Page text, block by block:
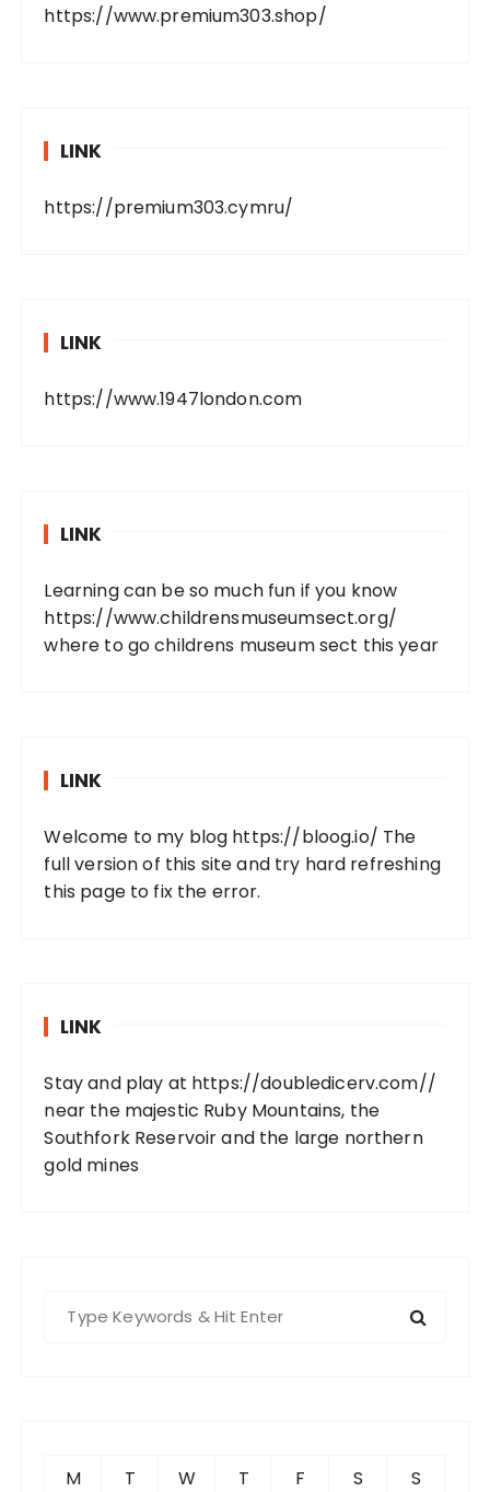
https://www.premium303.shop/
LINK
https://premium303.cymru/
LINK
https://www.1947london.com
LINK
Learning can be so much fun if you know
https://www.childrensmuseumsect.org/
where to go childrens museum sect this year
LINK
Welcome to my blog https://bloog.io/ The
full version of this site and try hard refreshing
this page to fix the error.
LINK
Stay and play at https://doubledicerv.com//
near the majestic Ruby Mountains, the
Southfork Reservoir and the large northern
gold mines
M T W T F S
S